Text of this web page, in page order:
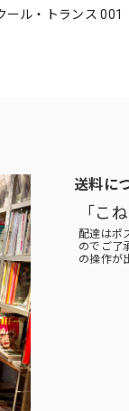
ール・トランス 001
送料に
「こ
配達はポ
のでご了
の操作が